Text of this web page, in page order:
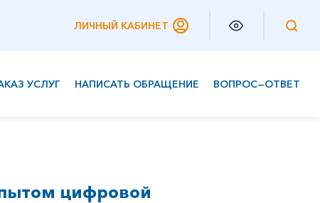
ЛИЧНЫЙ КАБИНЕТ
УСЛУГ НАПИСАТЬ ОБРАЩЕНИЕ ВОПРОС—ОТВЕТ
цифровой